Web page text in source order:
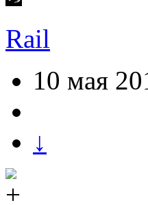
Rail
10 мая
↓